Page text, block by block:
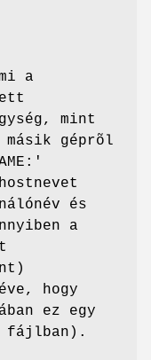
a
mint
másik géprõl
és
a
hogy
ez egy
fájlban).